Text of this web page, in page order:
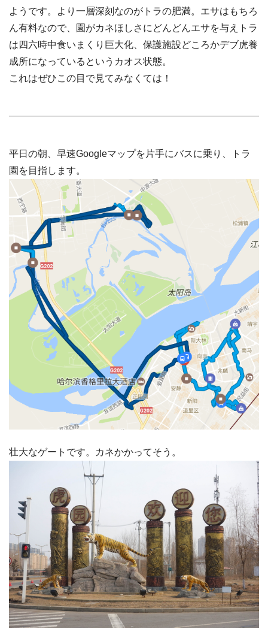
ようです。より一層深刻なのがトラの肥満。エサはもちろ
ん有料なので、園がカネほしさにどんどんエサを与えトラ
は四六時中食いまくり巨大化、保護施設どころかデブ虎養
成所になっているというカオス状態。
これはぜひこの目で見てみなくては！
平日の朝、早速Googleマップを片手にバスに乗り、トラ
園を目指します。
壮大なゲートです。カネかかってそう。